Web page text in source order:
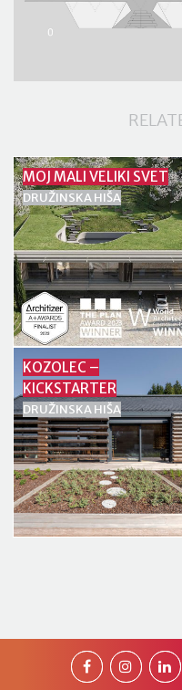
MOJ MALI VELIKI SVET
DRUŽINSKA HIŠA
KOZOLEC –
KICKSTARTER
DRUŽINSKA HIŠA